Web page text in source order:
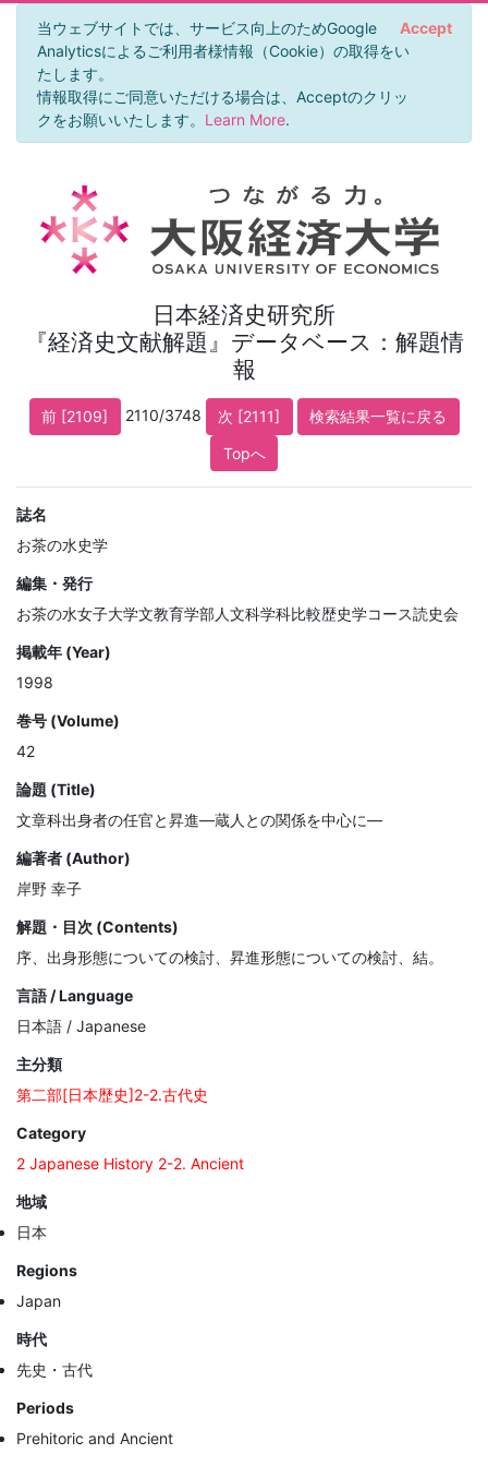
当ウェブサイトでは、サービス向上のためGoogle
Analyticsによるご利用者様情報（Cookie）の取得をい
たします。
情報取得にご同意いただける場合は、Acceptのクリッ
クをお願いいたします。 Learn More.
Accept
日本経済史研究所
『経済史文献解題』データベース：解題情
報
前 [2109] 2110/3748 次 [2111]
検索結果一覧に戻る
Topへ
誌名
お茶の水史学
編集・発行
お茶の水女子大学文教育学部人文科学科比較歴史学コース読史会
掲載年 (Year)
1998
巻号 (Volume)
42
論題 (Title)
文章科出身者の任官と昇進—蔵人との関係を中心に—
編著者 (Author)
岸野 幸子
解題・目次 (Contents)
序、出身形態についての検討、昇進形態についての検討、結。
言語 / Language
日本語 / Japanese
主分類
第二部[日本歴史]2-2.古代史
Category
2 Japanese History 2-2. Ancient
地域
日本
Regions
Japan
時代
先史・古代
Periods
Prehitoric and Ancient